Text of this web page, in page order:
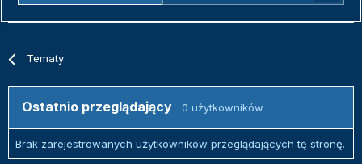
Tematy
Ostatnio przeglądający 0 użytkowników
Brak zarejestrowanych użytkowników przeglądających tę stronę.